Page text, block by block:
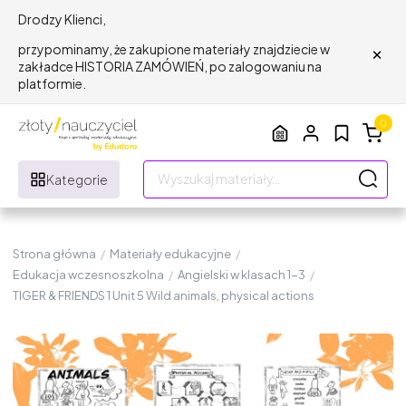
Drodzy Klienci,
przypominamy, że zakupione materiały znajdziecie w
zakładce HISTORIA ZAMÓWIEŃ, po zalogowaniu na
platformie.
×
Kategorie
0
Strona główna / Materiały edukacyjne /
Edukacja wczesnoszkolna / Angielski w klasach 1-3 /
TIGER & FRIENDS 1 Unit 5 Wild animals, physical actions